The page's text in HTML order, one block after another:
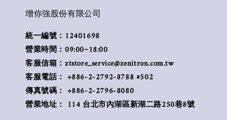
增你強股份有限公司
統一編號：12401698
營業時間：09:00~18:00
客服信箱：ztstore_service@zenitron.com.tw
客服電話： +886-2-2792-8788 #502
傳真號碼： +886-2-2796-8080
營業地址： 114 台北市內湖區新湖二路250巷8號